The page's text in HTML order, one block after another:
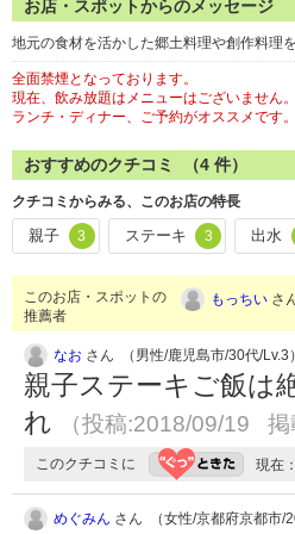
お店・スポットからのメッセージ
地元の食材を活かした郷土料理や創作料理
全面禁煙となっております。
現在、飲み放題はメニューはございません。
ランチ・ディナー、ご予約がオススメです。
おすすめのクチコミ （4 件）
クチコミからみる、このお店の特長
親子 3 ステーキ 3 出水
このお店・スポットの
推薦者
もっちい さ
なお さん （男性/鹿児島市/30代/Lv.3）
親子ステーキご飯は
れ
（投稿:2018/09/19 掲
このクチコミに 現在：
めぐみん さん （女性/京都府京都市/